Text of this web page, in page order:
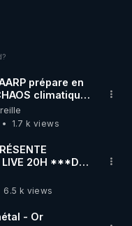
prépare en
climatique,
1.7 k views
20H ***DU
📷LE
EST EN
6.5 k views
- Or